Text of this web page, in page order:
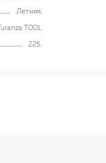
Летняя
Turanza T001
225